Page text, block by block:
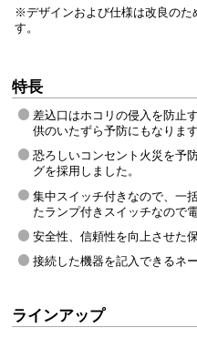
※デザインおよび仕様は改良のた
す。
特長
差込口はホコリの侵入を防止
供のいたずら予防にもなります
恐ろしいコンセント火災を予
グを採用しました。
集中スイッチ付きなので、一
たランプ付きスイッチなので
安全性、信頼性を向上させた
接続した機器を記入できるネ
ラインアップ